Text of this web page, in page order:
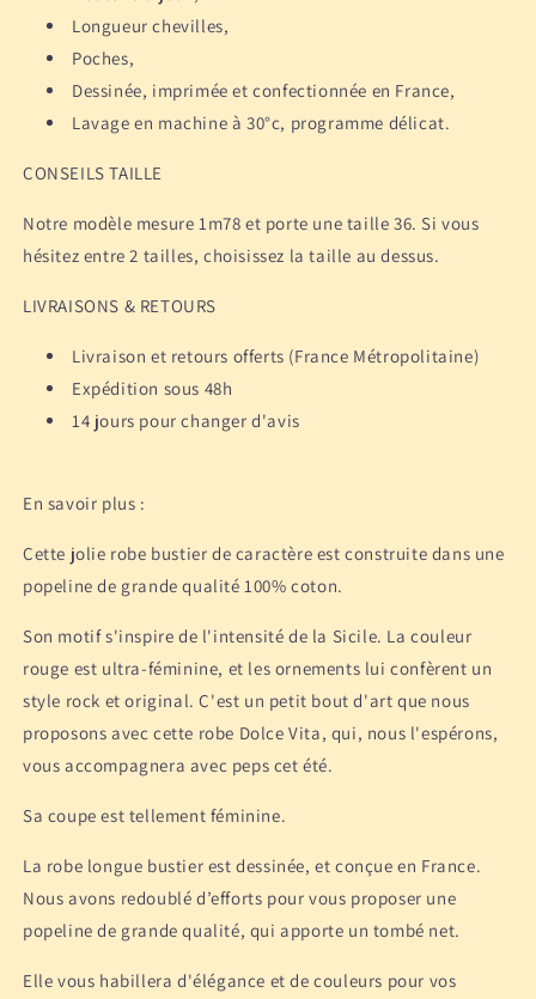
Longueur chevilles,
Poches,
Dessinée, imprimée et confectionnée en France,
Lavage en machine à 30°c, programme délicat.
CONSEILS TAILLE
Notre modèle mesure 1m78 et porte une taille 36. Si vous
hésitez entre 2 tailles, choisissez la taille au dessus.
LIVRAISONS & RETOURS
Livraison et retours offerts (France Métropolitaine)
Expédition sous 48h
14 jours pour changer d'avis
En savoir plus :
Cette jolie robe bustier de caractère est construite dans une
popeline de grande qualité 100% coton.
Son motif s'inspire de l'intensité de la Sicile. La couleur
rouge est ultra-féminine, et les ornements lui confèrent un
style rock et original. C'est un petit bout d'art que nous
proposons avec cette robe Dolce Vita, qui, nous l'espérons,
vous accompagnera avec peps cet été.
Sa coupe est tellement féminine.
La robe longue bustier est dessinée, et conçue en France.
Nous avons redoublé d’efforts pour vous proposer une
popeline de grande qualité, qui apporte un tombé net.
Elle vous habillera d'élégance et de couleurs pour vos